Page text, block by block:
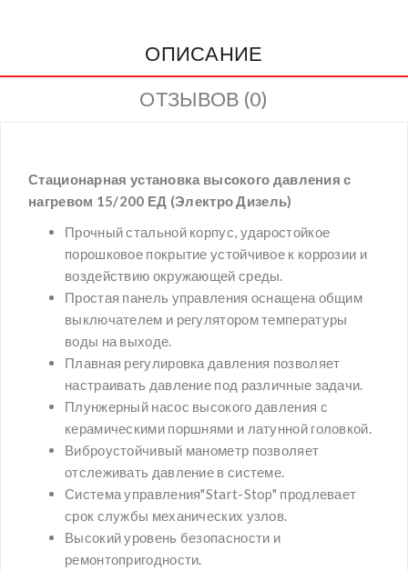
ОПИСАНИЕ
ОТЗЫВОВ (0)
Стационарная установка высокого давления с
нагревом 15/200 ЕД (Электро Дизель)
Прочный стальной корпус, ударостойкое
порошковое покрытие устойчивое к коррозии и
воздействию окружающей среды.
Простая панель управления оснащена общим
выключателем и регулятором температуры
воды на выходе.
Плавная регулировка давления позволяет
настраивать давление под различные задачи.
Плунжерный насос высокого давления с
керамическими поршнями и латунной головкой.
Виброустойчивый манометр позволяет
отслеживать давление в системе.
Система управления"Start-Stop" продлевает
срок службы механических узлов.
Высокий уровень безопасности и
ремонтопригодности.